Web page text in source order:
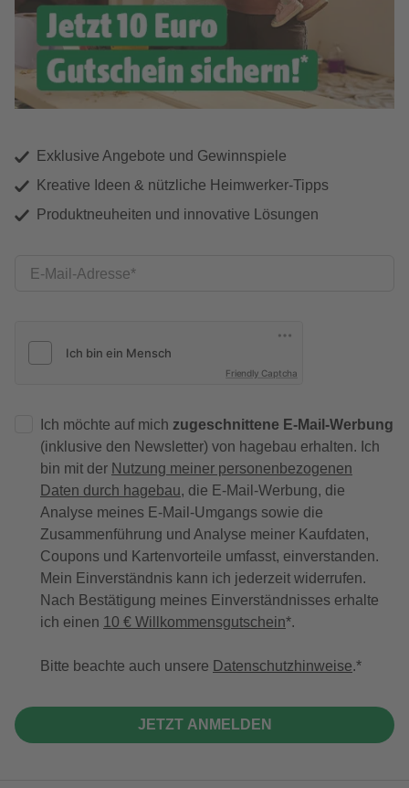
Exklusive Angebote und Gewinnspiele
Kreative Ideen & nützliche Heimwerker-Tipps
Produktneuheiten und innovative Lösungen
E-Mail-Adresse
Friendly Captcha
Ich möchte auf mich zugeschnittene E-Mail-Werbung
(inklusive den Newsletter) von hagebau erhalten. Ich
bin mit der Nutzung meiner personenbezogenen
Daten durch hagebau, die E-Mail-Werbung, die
Analyse meines E-Mail-Umgangs sowie die
Zusammenführung und Analyse meiner Kaufdaten,
Coupons und Kartenvorteile umfasst, einverstanden.
Mein Einverständnis kann ich jederzeit widerrufen.
Nach Bestätigung meines Einverständnisses erhalte
ich einen 10 € Willkommensgutschein*.
Bitte beachte auch unsere Datenschutzhinweise.
JETZT ANMELDEN